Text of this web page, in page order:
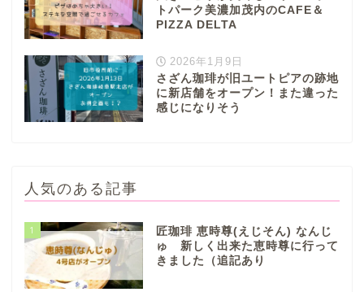
トパーク美濃加茂内のCAFE＆
PIZZA DELTA
2026年1月9日
さざん珈琲が旧ユートピアの跡地
に新店舗をオープン！また違った
感じになりそう
人気のある記事
1
匠珈琲 恵時尊(えじそん) なんじ
ゅ 新しく出来た恵時尊に行って
きました（追記あり